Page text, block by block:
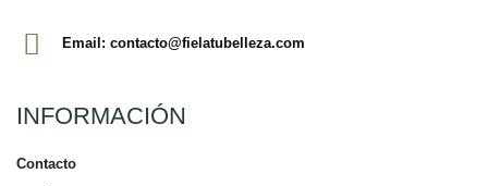
Email: contacto@fielatubelleza.com
INFORMACIÓN
Contacto